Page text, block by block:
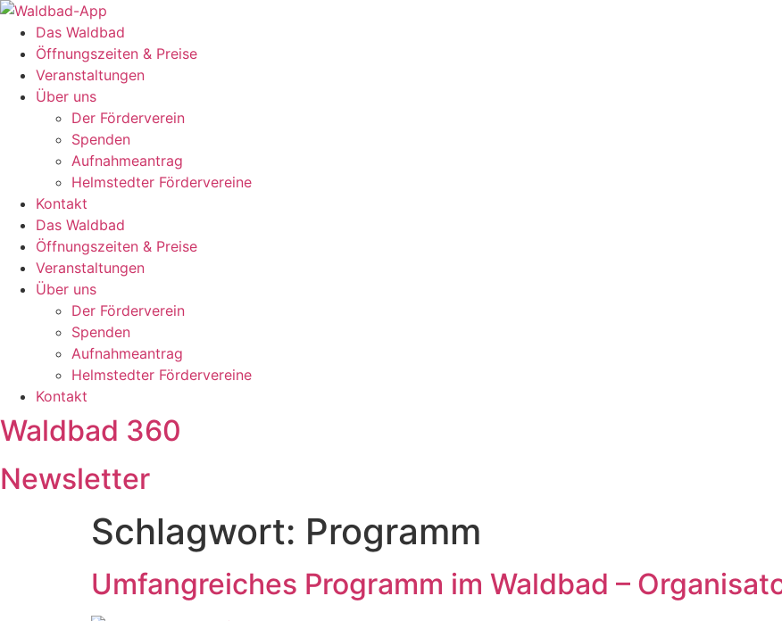
Zum
Inhalt
springen
Das Waldbad
Öffnungszeiten & Preise
Veranstaltungen
Über uns
Der Förderverein
Spenden
Aufnahmeantrag
Helmstedter Fördervereine
Kontakt
Das Waldbad
Öffnungszeiten & Preise
Veranstaltungen
Über uns
Der Förderverein
Spenden
Aufnahmeantrag
Helmstedter Fördervereine
Kontakt
Waldbad 360
Newsletter
Schlagwort: Programm
Umfangreiches Programm im Waldbad –